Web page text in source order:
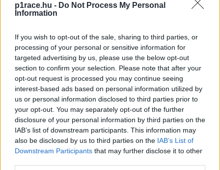
p1race.hu - Do Not Process My Personal
Information
If you wish to opt-out of the sale, sharing to third parties, or
processing of your personal or sensitive information for
targeted advertising by us, please use the below opt-out
section to confirm your selection. Please note that after your
opt-out request is processed you may continue seeing
interest-based ads based on personal information utilized by
us or personal information disclosed to third parties prior to
your opt-out. You may separately opt-out of the further
disclosure of your personal information by third parties on the
IAB’s list of downstream participants. This information may
also be disclosed by us to third parties on the IAB’s List of
Downstream Participants that may further disclose it to other
- Hirdetés -
motorok, a gyártók mintha újra kezdenék felfedezni őket.
Az egyszerű kivitelű sorkettesek mellett újra van remény,
hogy újra komoly sportmotorok kerülnek piacra a még
hétköznapi emberek számára is kezelhető és megfizethető
kategóriában.
- Hirdetés -
Valami lesz, előbb vagy utóbb, így vagy úgy. Ennél az
életbölcsességnél azért némileg több információt lehet
kihámozni a Kawasaki USA beetető videójából, amiben a